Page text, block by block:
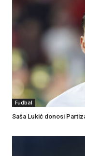
Fudbal
Saša Lukić donosi